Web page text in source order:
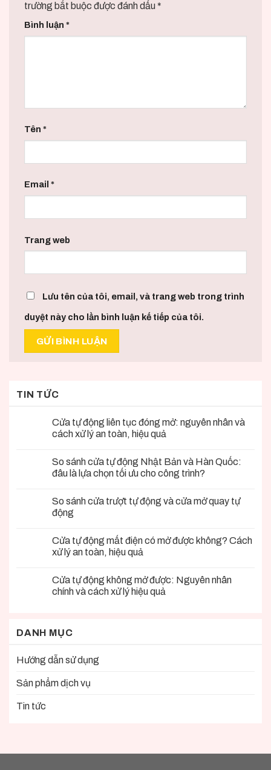
trường bắt buộc được đánh dấu *
Bình luận *
Tên *
Email *
Trang web
Lưu tên của tôi, email, và trang web trong trình
duyệt này cho lần bình luận kế tiếp của tôi.
TIN TỨC
Cửa tự động liên tục đóng mở: nguyên nhân và
cách xử lý an toàn, hiệu quả
So sánh cửa tự động Nhật Bản và Hàn Quốc:
đâu là lựa chọn tối ưu cho công trình?
So sánh cửa trượt tự động và cửa mở quay tự
động
Cửa tự động mất điện có mở được không? Cách
xử lý an toàn, hiệu quả
Cửa tự động không mở được: Nguyên nhân
chính và cách xử lý hiệu quả
DANH MỤC
Hướng dẫn sử dụng
Sản phẩm dịch vụ
Tin tức